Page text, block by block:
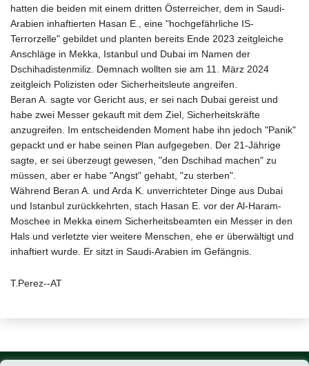
hatten die beiden mit einem dritten Österreicher, dem in Saudi-
Arabien inhaftierten Hasan E., eine "hochgefährliche IS-
Terrorzelle" gebildet und planten bereits Ende 2023 zeitgleiche
Anschläge in Mekka, Istanbul und Dubai im Namen der
Dschihadistenmiliz. Demnach wollten sie am 11. März 2024
zeitgleich Polizisten oder Sicherheitsleute angreifen.
Beran A. sagte vor Gericht aus, er sei nach Dubai gereist und
habe zwei Messer gekauft mit dem Ziel, Sicherheitskräfte
anzugreifen. Im entscheidenden Moment habe ihn jedoch "Panik"
gepackt und er habe seinen Plan aufgegeben. Der 21-Jährige
sagte, er sei überzeugt gewesen, "den Dschihad machen" zu
müssen, aber er habe "Angst" gehabt, "zu sterben".
Während Beran A. und Arda K. unverrichteter Dinge aus Dubai
und Istanbul zurückkehrten, stach Hasan E. vor der Al-Haram-
Moschee in Mekka einem Sicherheitsbeamten ein Messer in den
Hals und verletzte vier weitere Menschen, ehe er überwältigt und
inhaftiert wurde. Er sitzt in Saudi-Arabien im Gefängnis.
T.Perez--AT